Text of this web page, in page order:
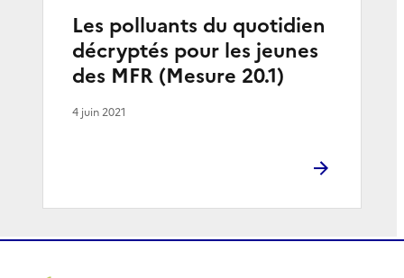
Les polluants du quotidien
décryptés pour les jeunes
des MFR (Mesure 20.1)
4 juin 2021